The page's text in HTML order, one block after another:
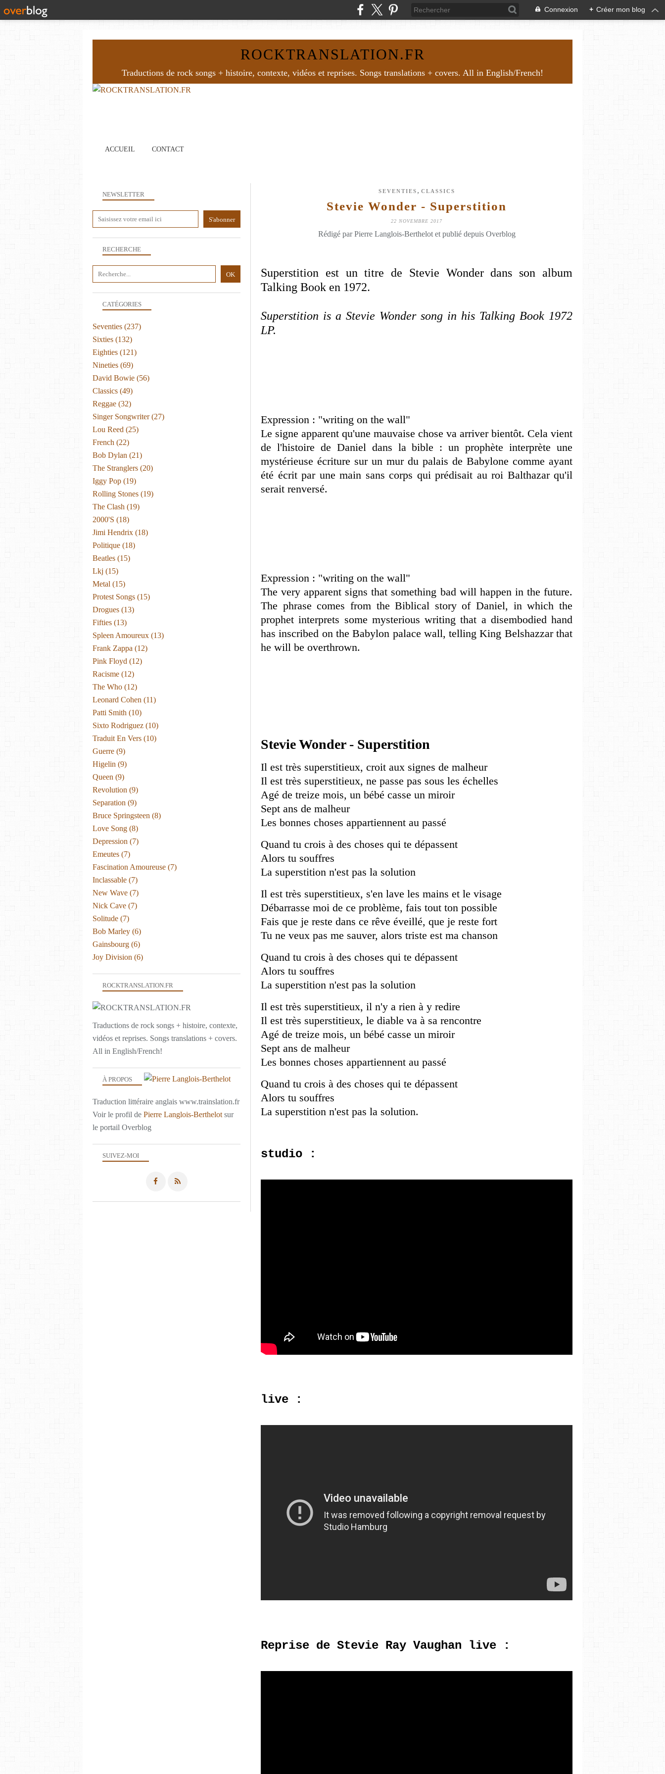
Connexion + Créer mon blog
ROCKTRANSLATION.FR
Traductions de rock songs + histoire, contexte, vidéos et reprises. Songs translations + covers. All in English/French!
ACCUEIL CONTACT
SEVENTIES , CLASSICS
Stevie Wonder - Superstition
22 NOVEMBRE 2017
Rédigé par Pierre Langlois-Berthelot et publié depuis Overblog
Superstition est un titre de Stevie Wonder dans son album
Talking Book en 1972.
Superstition is a Stevie Wonder song in his Talking Book 1972
LP.
Expression : "writing on the wall"
Le signe apparent qu'une mauvaise chose va arriver bientôt. Cela vient
de l'histoire de Daniel dans la bible : un prophète interprète une
mystérieuse écriture sur un mur du palais de Babylone comme ayant
été écrit par une main sans corps qui prédisait au roi Balthazar qu'il
serait renversé.
Expression : "writing on the wall"
The very apparent signs that something bad will happen in the future.
The phrase comes from the Biblical story of Daniel, in which the
prophet interprets some mysterious writing that a disembodied hand
has inscribed on the Babylon palace wall, telling King Belshazzar that
he will be overthrown.
Stevie Wonder - Superstition
Il est très superstitieux, croit aux signes de malheur
Il est très superstitieux, ne passe pas sous les échelles
Agé de treize mois, un bébé casse un miroir
Sept ans de malheur
Les bonnes choses appartiennent au passé
Quand tu crois à des choses qui te dépassent
Alors tu souffres
La superstition n'est pas la solution
Il est très superstitieux, s'en lave les mains et le visage
Débarrasse moi de ce problème, fais tout ton possible
Fais que je reste dans ce rêve éveillé, que je reste fort
Tu ne veux pas me sauver, alors triste est ma chanson
Quand tu crois à des choses qui te dépassent
Alors tu souffres
La superstition n'est pas la solution
Il est très superstitieux, il n'y a rien à y redire
Il est très superstitieux, le diable va à sa rencontre
Agé de treize mois, un bébé casse un miroir
Sept ans de malheur
Les bonnes choses appartiennent au passé
Quand tu crois à des choses qui te dépassent
Alors tu souffres
La superstition n'est pas la solution.
studio :
live :
Reprise de Stevie Ray Vaughan live :
NEWSLETTER
SUIVEZ-MOI
RECHERCHE
ROCKTRANSLATION.FR
Traductions de rock songs + histoire, contexte,
vidéos et reprises. Songs translations + covers.
All in English/French!
À PROPOS
Traduction littéraire anglais www.trainslation.fr
Voir le profil de Pierre Langlois-Berthelot sur
le portail Overblog
CATÉGORIES
Seventies (237)
Sixties (132)
Eighties (121)
Nineties (69)
David Bowie (56)
Classics (49)
Reggae (32)
Singer Songwriter(27)
Lou Reed (25)
French (22)
Bob Dylan (21)
The Stranglers (20)
Iggy Pop (19)
Rolling Stones (19)
The Clash (19)
2000's (18)
Jimi Hendrix (18)
Politique (18)
Beatles (15)
Lkj (15)
Metal (15)
Protest Songs (15)
Drogues (13)
Fifties (13)
Spleen Amoureux (13)
Frank Zappa (12)
Pink Floyd (12)
Racisme (12)
The Who (12)
Leonard Cohen (11)
Patti Smith (10)
Sixto Rodriguez (10)
Traduit En Vers (10)
Guerre (9)
Higelin (9)
Queen (9)
Revolution (9)
Separation (9)
Bruce Springsteen (8)
Love Song (8)
Depression (7)
Emeutes (7)
Fascination Amoureuse (7)
Inclassable (7)
New Wave (7)
Nick Cave (7)
Solitude (7)
Bob Marley (6)
Gainsbourg (6)
Joy Division (6)